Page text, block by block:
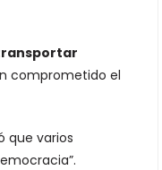
comprometido el
que varios